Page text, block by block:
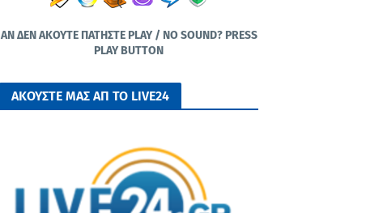
ΑΝ ΔΕΝ ΑΚΟΥΤΕ ΠΑΤΗΣΤΕ PLAY / NO SOUND? PRESS
PLAY BUTTON
ΑΚΟΥΣΤΕ ΜΑΣ ΑΠ ΤΟ LIVE24